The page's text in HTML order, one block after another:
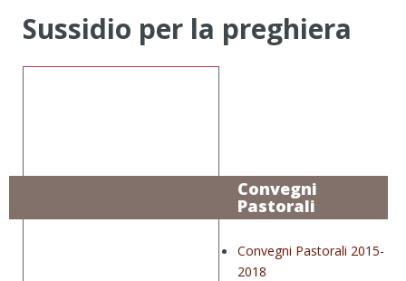
Sussidio per la preghiera
Convegni
Pastorali
Convegni Pastorali 2015-
2018